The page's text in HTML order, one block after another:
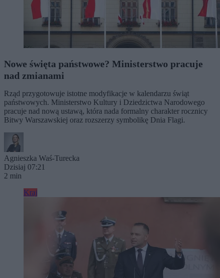
Nowe święta państwowe? Ministerstwo pracuje
nad zmianami
Rząd przygotowuje istotne modyfikacje w kalendarzu świąt
państwowych. Ministerstwo Kultury i Dziedzictwa Narodowego
pracuje nad nową ustawą, która nada formalny charakter rocznicy
Bitwy Warszawskiej oraz rozszerzy symbolikę Dnia Flagi.
Agnieszka Waś-Turecka
Dzisiaj 07:21
2 min
Kraj